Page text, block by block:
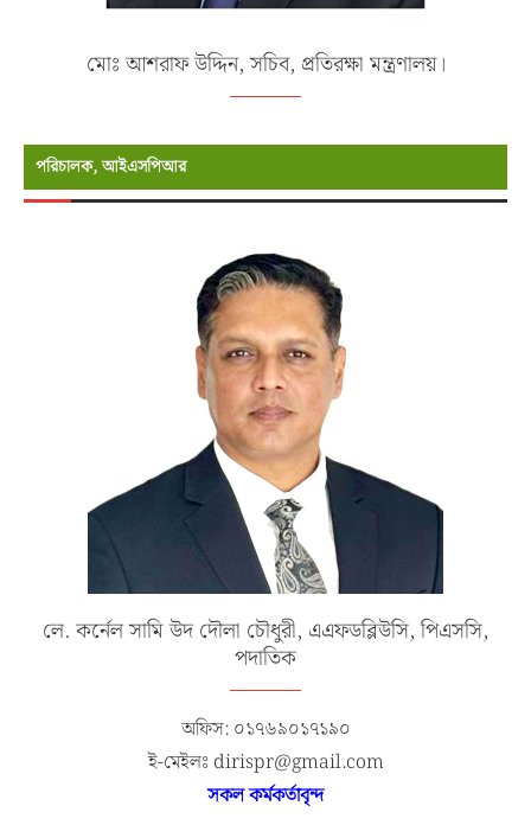
মোঃ আশরাফ উদ্দিন, সচিব, প্রতিরক্ষা মন্ত্রণালয়।
পরিচালক, আইএসপিআর
লে. কর্নেল সামি উদ দৌলা চৌধুরী, এএফডব্লিউসি, পিএসসি,
পদাতিক
অফিস: ০১৭৬৯০১৭১৯০
ই-মেইলঃ dirispr@gmail.com
সকল কর্মকর্তাবৃন্দ